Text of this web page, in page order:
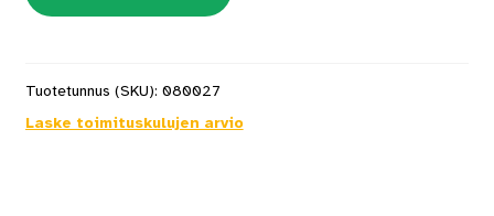
Tuotetunnus (SKU): 080027
Laske toimituskulujen arvio